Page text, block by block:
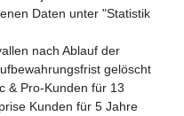
Daten unter "Statistik
nach Ablauf der
gelöscht
& Pro-Kunden für 13
Kunden für 5 Jahre